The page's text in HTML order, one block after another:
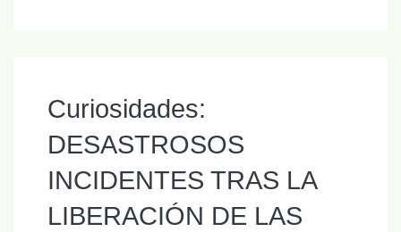
Curiosidades:
DESASTROSOS
INCIDENTES TRAS LA
LIBERACIÓN DE LAS